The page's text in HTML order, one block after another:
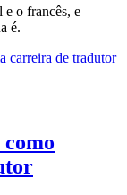
o francês, e
é.